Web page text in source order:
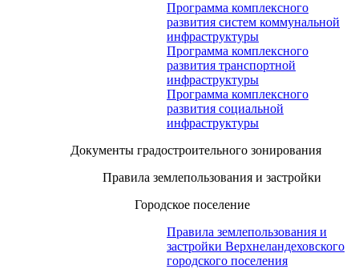
Программа комплексного
развития систем коммунальной
инфраструктуры
Программа комплексного
развития транспортной
инфраструктуры
Программа комплексного
развития социальной
инфраструктуры
Документы градостроительного зонирования
Правила землепользования и застройки
Городское поселение
Правила землепользования и
застройки Верхнеландеховского
городского поселения